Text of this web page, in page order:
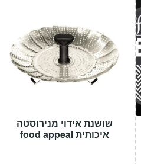
שושנת אידוי מנירוסטה
איכותית food appeal